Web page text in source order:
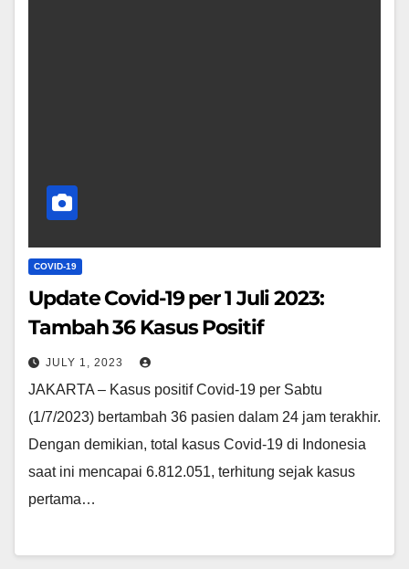
COVID-19
Update Covid-19 per 1 Juli 2023:
Tambah 36 Kasus Positif
JULY 1, 2023
JAKARTA – Kasus positif Covid-19 per Sabtu
(1/7/2023) bertambah 36 pasien dalam 24 jam terakhir.
Dengan demikian, total kasus Covid-19 di Indonesia
saat ini mencapai 6.812.051, terhitung sejak kasus
pertama…